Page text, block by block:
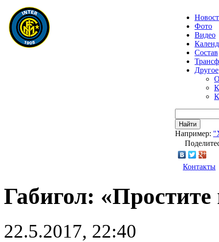
Фото
Видео
Состав
Другое
Найти
Например:
Контакты
Габигол:
22.5.2017, 22:40